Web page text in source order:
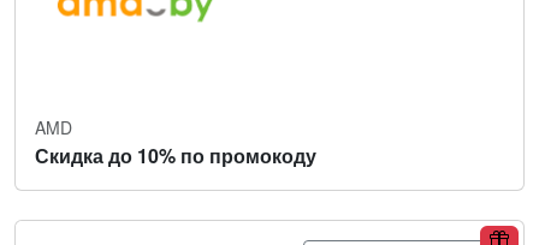
AMD
Скидка до 10% по промокоду